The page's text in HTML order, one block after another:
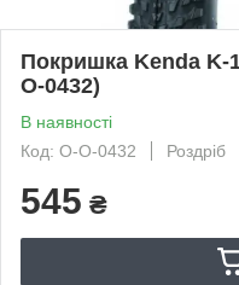
Покришка Kenda K-
O-0432)
В наявності
Код: O-O-0432
Роздріб
545 ₴